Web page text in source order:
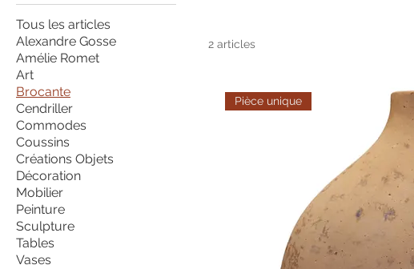
Tous les articles
Alexandre Gosse
Amélie Romet
Art
Brocante
Cendriller
Commodes
Coussins
Créations Objets
Décoration
Mobilier
Peinture
Sculpture
Tables
Vases
2 articles
Pièce unique